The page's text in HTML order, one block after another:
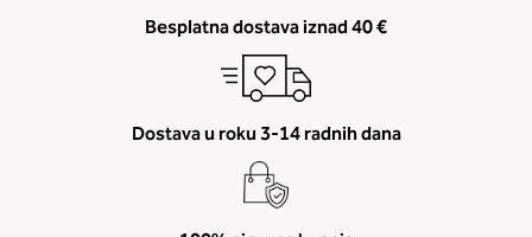
Besplatna dostava iznad 40 €
Dostava u roku 3-14 radnih dana